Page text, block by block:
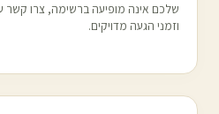
שלכם אינה מופיעה ברשימה, צרו קשר
וזמני הגעה מדויקים.